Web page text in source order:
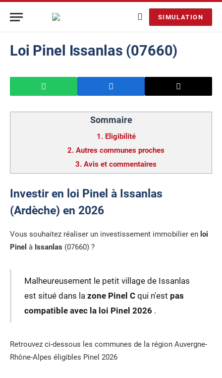
SIMULATION
Loi Pinel Issanlas (07660)
Sommaire
1. Eligibilité
2. Autres communes proches
3. Avis et commentaires
Investir en loi Pinel à Issanlas
(Ardèche) en 2026
Vous souhaitez réaliser un investissement immobilier en loi
Pinel à Issanlas (07660) ?
Malheureusement le petit village de Issanlas
est situé dans la zone Pinel Cqui n'est pas
compatible avec la loi Pinel 2026 .
Retrouvez ci-dessous les communes de la région Auvergne-
Rhône-Alpes éligibles Pinel 2026